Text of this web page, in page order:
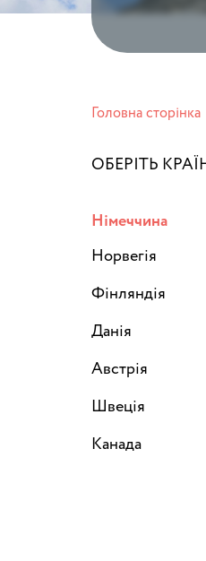
Головна сторінка
ОБЕРІТЬ
Німеччина
Норвегія
Фінляндія
Данія
Австрія
Швеція
Канада